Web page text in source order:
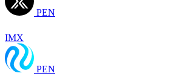
PEN
IMX
PEN